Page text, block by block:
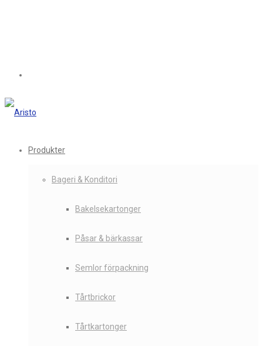
Produkter
Bageri & Konditori
Bakelsekartonger
Påsar & bärkassar
Semlor förpackning
Tårtbrickor
Tårtkartonger